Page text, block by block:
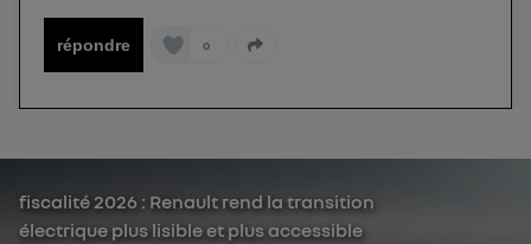
répondre 0
fiscalité 2026 : Renault rend la transition
électrique plus lisible et plus accessible